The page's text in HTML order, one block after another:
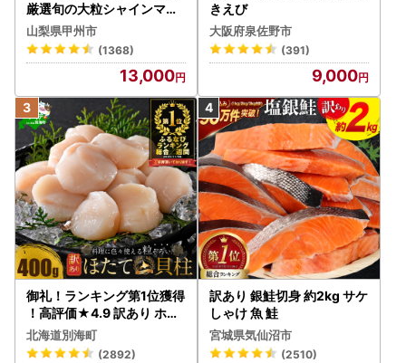
厳選旬の大粒シャインマス
カット 約1.3kg 2～3房【2
026年発送】（MG）B12-
472 FN-Limited-VO シャ
インマスカット フルーツ
山梨県甲州市
(1368)
13,000
きえび
大阪府泉佐野市
(391)
9,000
御礼！ランキング第1位獲得
！高評価★4.9 訳あり ホタ
テ 400g（ほたて 帆立 貝柱
冷凍 ）
北海道別海町
(2892)
訳あり 銀鮭切身 約2kg サケ
しゃけ 魚 鮭
宮城県気仙沼市
(2510)